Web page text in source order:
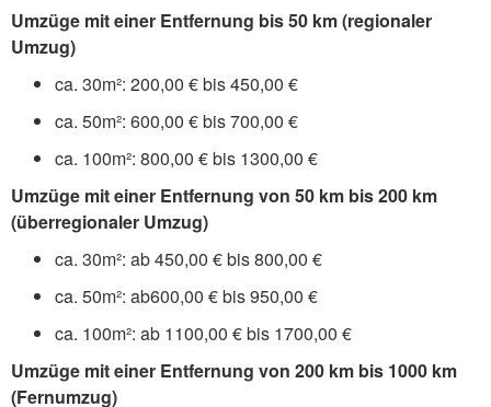
Umzüge mit einer Entfernung bis 50 km (regionaler
Umzug)
ca. 30m²: 200,00 € bis 450,00 €
ca. 50m²: 600,00 € bis 700,00 €
ca. 100m²: 800,00 € bis 1300,00 €
Umzüge mit einer Entfernung von 50 km bis 200 km
(überregionaler Umzug)
ca. 30m²: ab 450,00 € bis 800,00 €
ca. 50m²: ab600,00 € bis 950,00 €
ca. 100m²: ab 1100,00 € bis 1700,00 €
Umzüge mit einer Entfernung von 200 km bis 1000 km
(Fernumzug)